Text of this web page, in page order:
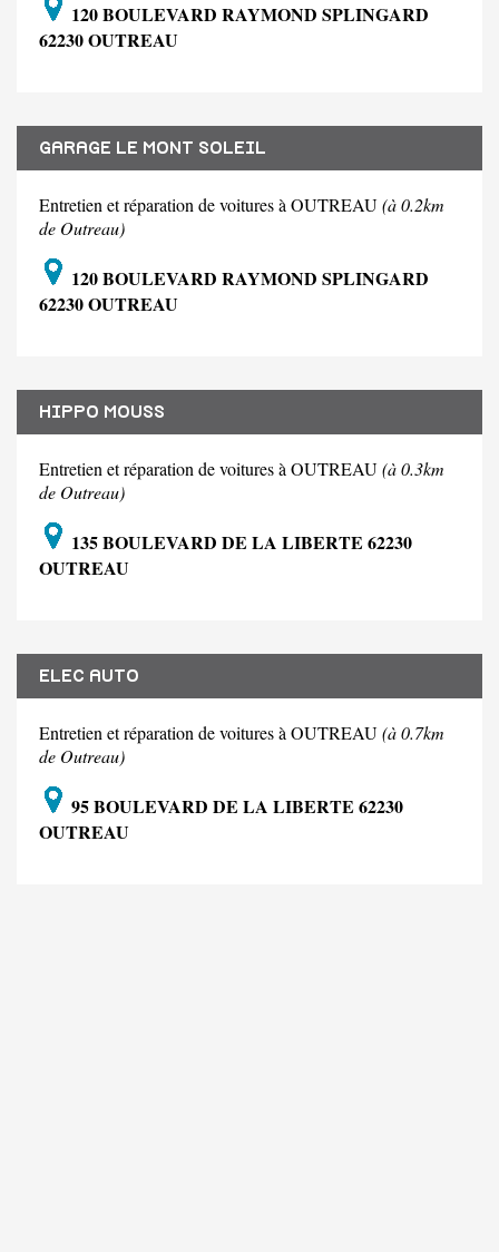
120 BOULEVARD RAYMOND SPLINGARD
62230 OUTREAU
GARAGE LE MONT SOLEIL
Entretien et réparation de voitures à OUTREAU(à 0.2km
de Outreau)
120 BOULEVARD RAYMOND SPLINGARD
62230 OUTREAU
HIPPO MOUSS
Entretien et réparation de voitures à OUTREAU(à 0.3km
de Outreau)
135 BOULEVARD DE LA LIBERTE 62230
OUTREAU
ELEC AUTO
Entretien et réparation de voitures à OUTREAU(à 0.7km
de Outreau)
95 BOULEVARD DE LA LIBERTE 62230
OUTREAU